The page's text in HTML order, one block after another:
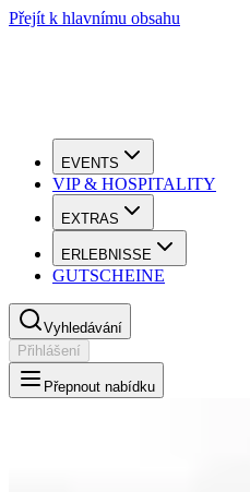
Přejít k hlavnímu obsahu
EVENTS
VIP & HOSPITALITY
EXTRAS
ERLEBNISSE
GUTSCHEINE
Vyhledávání
Přihlášení
Přepnout nabídku